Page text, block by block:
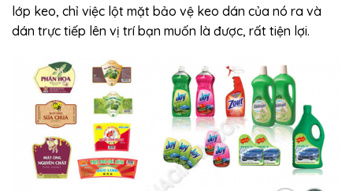
lớp keo, chỉ việc lột mặt bảo vệ keo dán của nó ra và
dán trực tiếp lên vị trí bạn muốn là được, rất tiện lợi.